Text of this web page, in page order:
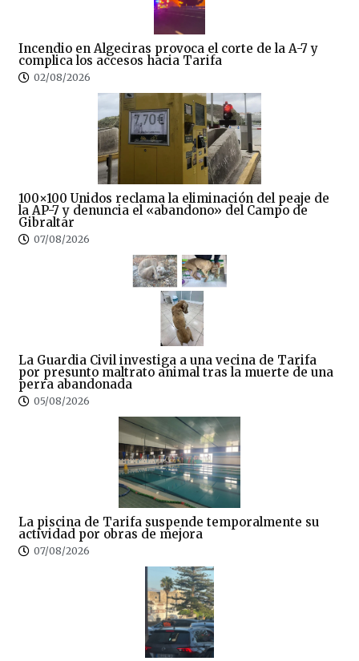
Incendio en Algeciras provoca el corte de la A-7 y
complica los accesos hacia Tarifa
02/08/2026
100×100 Unidos reclama la eliminación del peaje de
la AP-7 y denuncia el «abandono» del Campo de
Gibraltar
07/08/2026
La Guardia Civil investiga a una vecina de Tarifa
por presunto maltrato animal tras la muerte de una
perra abandonada
05/08/2026
La piscina de Tarifa suspende temporalmente su
actividad por obras de mejora
07/08/2026